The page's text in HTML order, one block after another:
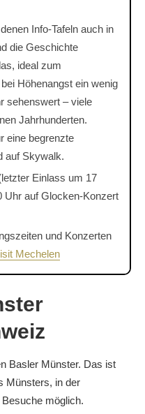
Info-Tafeln auch in
die Geschichte
ideal zum
Höhenangst ein wenig
sehenswert – viele
Jahrhunderten.
eine begrenzte
auf Skywalk.
Einlass um 17
Uhr auf Glocken-Konzert
und Konzerten
Mechelen
Basler Münster. Das ist
Münsters, in der
möglich.